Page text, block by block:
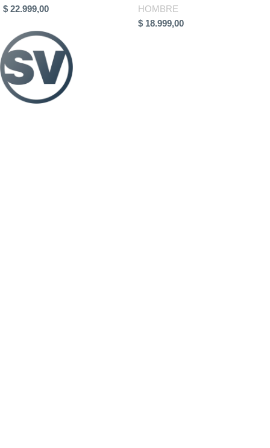
$ 22.999,00
HOMBRE
$ 18.999,00